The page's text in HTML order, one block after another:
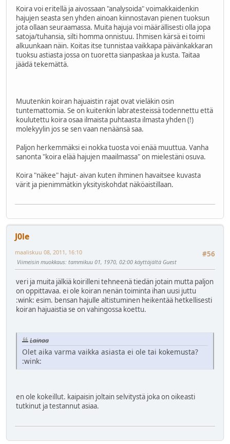
Koira voi eritellä ja aivossaan "analysoida" voimakkaidenkin
hajujen seasta sen yhden ainoan kiinnostavan pienen tuoksun
jota ollaan seuraamassa. Muita hajuja voi määrällisesti olla jopa
satoja/tuhansia, silti homma onnistuu. Ihmisen kärsä ei toimi
alkuunkaan näin. Koitas itse tunnistaa vaikkapa päivänkakkaran
tuoksu astiasta jossa on tuoretta sianpaskaa ja kusta. Taitaa
jäädä tekemättä.
Muutenkin koiran hajuaistin rajat ovat vieläkin osin
tuntemattomia. Se on kuitenkin labratesteissä todennettu että
koulutettu koira osaa ilmaista puhtaasta ilmasta yhden (!)
molekyylin jos se sen vaan nenäänsä saa.
Paljon herkemmäksi ei nokka tuosta voi enää muuttua. Vanha
sanonta "koira elää hajujen maailmassa" on mielestäni osuva.
Koira "näkee" hajut- aivan kuten ihminen havaitsee kuvasta
värit ja pienimmätkin yksityiskohdat näköaistillaan.
J0le
#56
maaliskuu 08, 2011, 16:10
Viimeisin muokkaus: tammikuu 01, 1970, 02:00 käyttäjältä Guest
veri ja muita jälkiä koirilleni tehneenä tiedän jotain mutta paljon
on oppittavaa. ei ole koiran nenän toiminta ihan uusi juttu
:wink: esim. bensan hajulle altistuminen heikentää hetkellisesti
koiran hajuaistia se on vahingossa koettu.
Lainaa
Olet aika varma vaikka asiasta ei ole tai kokemusta?
:wink:
en ole kokeillut. kaipaisin joltain selvitystä joka on oikeasti
tutkinut ja testannut asiaa.